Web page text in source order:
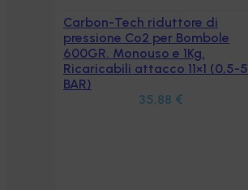
Aggiungi al carrello
Carbon-Tech riduttore di
pressione Co2 per Bombole
600GR. Monouso e 1Kg.
Ricaricabili attacco 11×1 (0,5-5
BAR)
35,88 €